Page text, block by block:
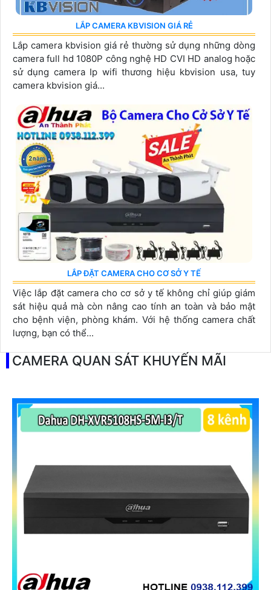
LẮP CAMERA KBVISION GIÁ RẺ
Lắp camera kbvision giá rẻ thường sử dụng những dòng
camera full hd 1080P công nghệ HD CVI HD analog hoặc
sử dụng camera Ip wifi thương hiệu kbvision usa, tuy
camera kbvision giá...
LẮP ĐẶT CAMERA CHO CƠ SỞ Y TẾ
Việc lắp đặt camera cho cơ sở y tế không chỉ giúp giám
sát hiệu quả mà còn nâng cao tính an toàn và bảo mật
cho bệnh viện, phòng khám. Với hệ thống camera chất
lượng, bạn có thể...
CAMERA QUAN SÁT KHUYẾN MÃI